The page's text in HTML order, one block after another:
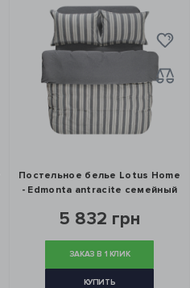
Постельное белье Lotus Home
- Edmonta antracite семейный
5 832 грн
ЗАКАЗ В 1 КЛИК
КУПИТЬ